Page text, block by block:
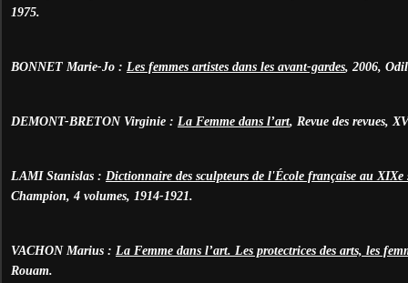
1975.
BONNET Marie-Jo : Les femmes artistes dans les avant-gardes, 2006,
DEMONT-BRETON Virginie : La Femme dans l’art, Revue des revues,
LAMI Stanislas : Dictionnaire des sculpteurs de l'École française au XIXe
Champion, 4 volumes, 1914-1921.
VACHON Marius : La Femme dans l’art. Les protectrices des arts, les
Rouam.